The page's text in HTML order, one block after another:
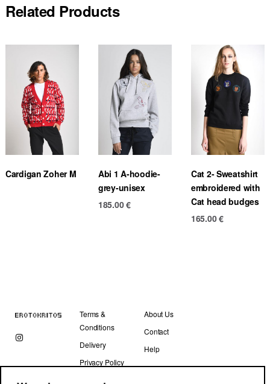
Related Products
Cardigan Zoher M
Abi 1 A-hoodie-
grey-unisex
185.00€
Cat 2- Sweatshirt
embroidered with
Cat head budges
165.00€
Terms &
Conditions
Delivery
Privacy Policy
About Us
Contact
Help